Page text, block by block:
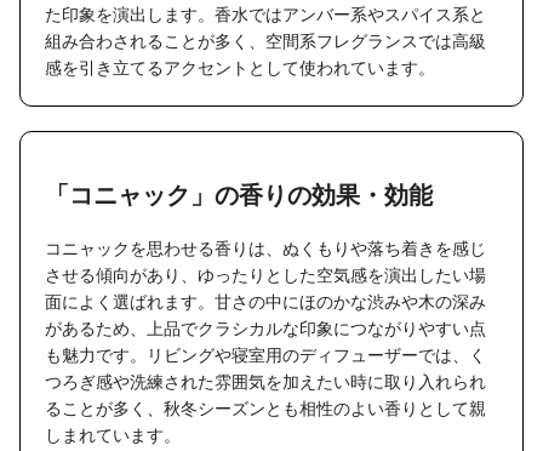
た印象を演出します。香水ではアンバー系やスパイス系と
組み合わされることが多く、空間系フレグランスでは高級
感を引き立てるアクセントとして使われています。
「コニャック」の香りの効果・効能
コニャックを思わせる香りは、ぬくもりや落ち着きを感じ
させる傾向があり、ゆったりとした空気感を演出したい場
面によく選ばれます。甘さの中にほのかな渋みや木の深み
があるため、上品でクラシカルな印象につながりやすい点
も魅力です。リビングや寝室用のディフューザーでは、く
つろぎ感や洗練された雰囲気を加えたい時に取り入れられ
ることが多く、秋冬シーズンとも相性のよい香りとして親
しまれています。